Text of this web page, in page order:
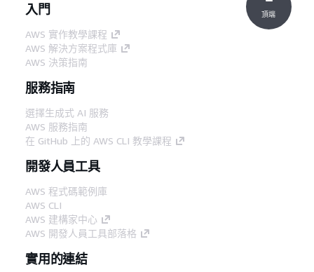
入門
AWS 實作教學課程
AWS 解決方案程式庫
AWS 決策指南
服務指南
選擇生成式 AI 服務
AWS 服務指南
在 GitHub 上的 AWS CLI 教學課程
開發人員工具
AWS 程式碼範例庫
AWS CLI
AWS 建構家中心
AWS 開發人員工具部落格
實用的連結
頂端